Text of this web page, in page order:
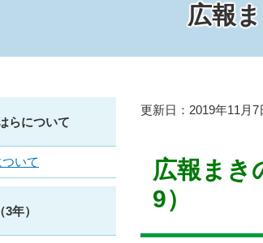
広報
本
更新日：2019年11月7
広報ま
9）
らについて
いて
年）